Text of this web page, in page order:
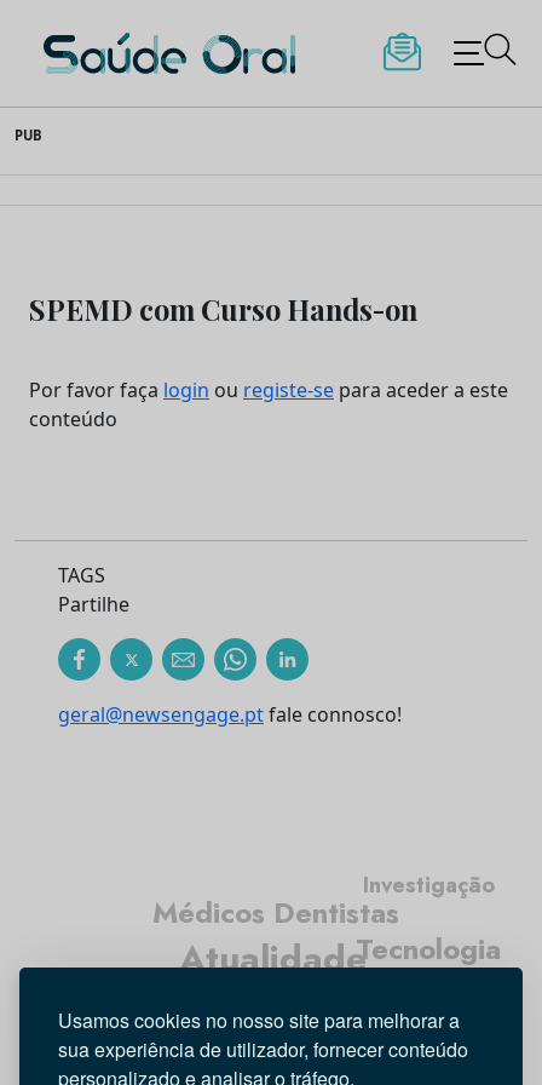
Usamos cookies no nosso site para melhorar a
sua experiência de utilizador, fornecer conteúdo
personalizado e analisar o tráfego.
to
content
Saúde Oral
PUB
SPEMD com Curso Hands-on
Por favor faça login ou registe-se para aceder a este
conteúdo
TAGS
Partilhe
geral@newsengage.ptfale connosco!
Atualidade
Médicos Dentistas
Entrevista
Opinião
Tecnologia
Investigação